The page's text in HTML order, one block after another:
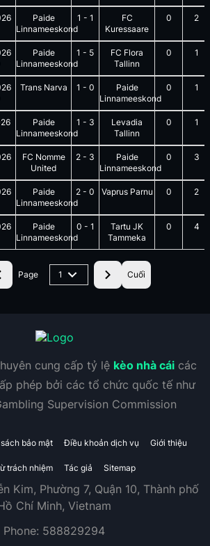
Paide
Linnameeskond
1 - 1
FC
Kuressaare
0 2
Paide
Linnameeskond
1 - 5
FC Flora
Tallinn
0 1
Trans Narva 1 - 0
Paide
Linnameeskond
0 1
Paide
Linnameeskond
1 - 3
Levadia
Tallinn
0 1
FC Nomme
United
2 - 3
Paide
Linnameeskond
0 3
Paide
Linnameeskond
2 - 0 Vaprus Parnu 0 2
Paide
Linnameeskond
0 - 1
Tartu JK
Tammeka
0 4
Page 1 Cuối
cung cấp tỷ lệ kèo nhà cáicác
phép bởi các tổ chức quốc tế như
Supervision Commission
bảo mật Điều khoản dịch vụ Giới thiệu
trách nhiệm Tác giả Sitemap
Kim, Phường 7, Quận 10, Thành phố
Chí Minh, Vietnam
Phone: 588829294